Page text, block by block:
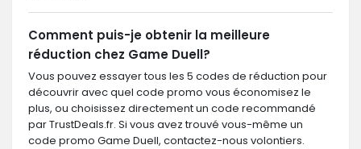
Comment puis-je obtenir la meilleure
réduction chez Game Duell?
Vous pouvez essayer tous les 5 codes de réduction pour
découvrir avec quel code promo vous économisez le
plus, ou choisissez directement un code recommandé
par TrustDeals.fr. Si vous avez trouvé vous-même un
code promo Game Duell, contactez-nous volontiers.